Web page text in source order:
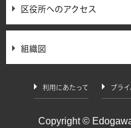
区役所へのアクセス
組織図
利用にあたって プラ
Copyright ©